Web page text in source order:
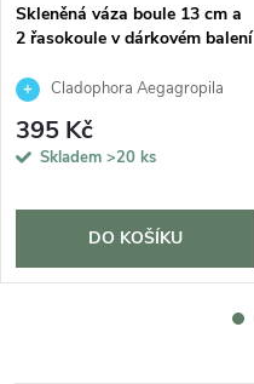
Skleněná váza boule 13 cm a
2 řasokoule v dárkovém balení
Cladophora Aegagropila
395 Kč
Skladem >20 ks
DO KOŠÍKU